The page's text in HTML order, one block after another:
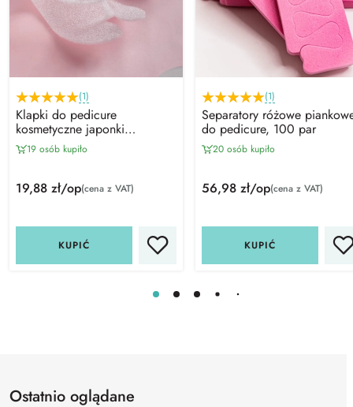
(1)
Klapki do pedicure
kosmetyczne japonki
piankowe, 25 par
19 osób kupiło
19,88 zł/op(cena z VAT)
KUPIĆ
(1)
Separatory różowe
do pedicure, 100 par
20 osób kupiło
56,98 zł/op(cena z VAT)
KUPIĆ
Ostatnio oglądane